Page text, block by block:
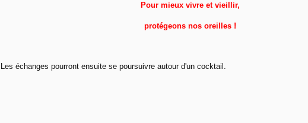
Pour mieux vivre et vieillir,
protégeons nos oreilles !
Les échanges pourront ensuite se poursuivre autour d'un cocktail.